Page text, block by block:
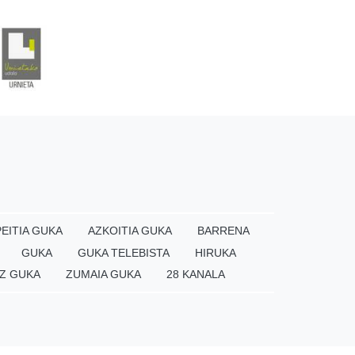
GUKA AZKOITIA GUKA
BARRENA
GUKA GUKA TELEBISTA
HIRUKA
GUKA ZUMAIA GUKA 28 KANALA